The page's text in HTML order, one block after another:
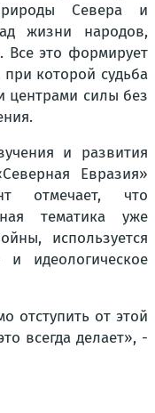
Севера и
жизни народов,
Все это формирует
которой судьба
центрами силы без
и развития
Евразия»
отмечает, что
тематика уже
используется
идеологическое
отступить от этой
всегда делает», -